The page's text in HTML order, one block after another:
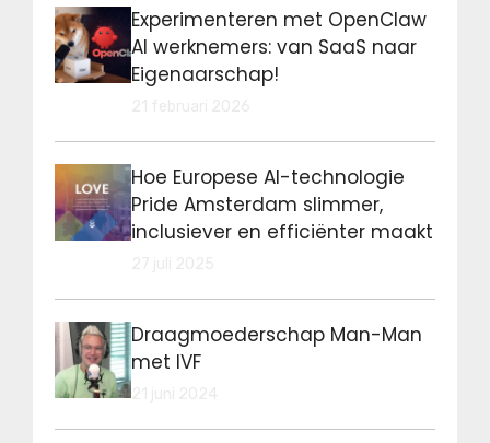
Experimenteren met OpenClaw
AI werknemers: van SaaS naar
Eigenaarschap!
Hoe Europese AI-technologie
Pride Amsterdam slimmer,
inclusiever en efficiënter maakt
Draagmoederschap Man-Man
met IVF